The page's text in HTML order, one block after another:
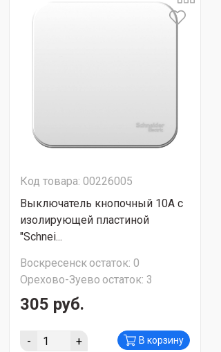
Код товара: 00226005
Выключатель кнопочный 10А с
изолирующей пластиной
"Schnei...
Воскресенскостаток: 0
Орехово-Зуево остаток: 3
305 руб.
- + В корзину